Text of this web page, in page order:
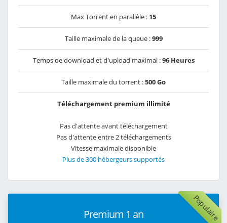
Max Torrent en parallèle : 15
Taille maximale de la queue :999
Temps de download et d'upload maximal :96 Heures
Taille maximale du torrent :500 Go
Téléchargement premium illimité
Pas d'attente avant téléchargement
Pas d'attente entre 2 téléchargements
Vitesse maximale disponible
Plus de 300 hébergeurs supportés
Populaire
Premium 1 an